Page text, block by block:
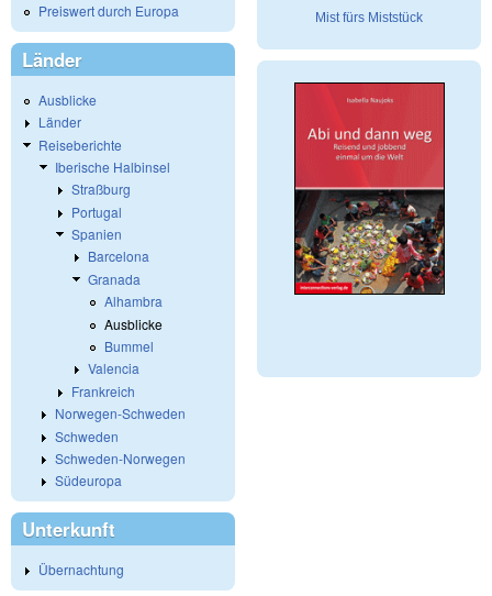
Preiswert durch Europa
Länder
Ausblicke
Länder
Reiseberichte
Iberische Halbinsel
Straßburg
Portugal
Spanien
Barcelona
Granada
Alhambra
Ausblicke
Bummel
Valencia
Frankreich
Norwegen-Schweden
Schweden
Schweden-Norwegen
Südeuropa
Unterkunft
Übernachtung
Mist fürs Miststück